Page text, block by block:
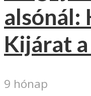
alsónál:
Kijárat
9 hónap